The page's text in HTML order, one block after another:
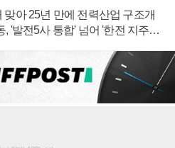
맞아 25년 만에 전력산업 구조개
, '발전5사 통합' 넘어 '한전 지주사'